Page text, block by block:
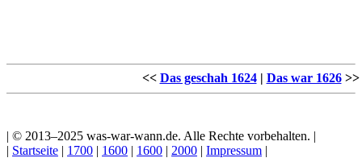
<< Das geschah 1624| Das war 1626>>
| © 2013–2025 was-war-wann.de. Alle Rechte vorbehalten. |
| Startseite | 1700 | 1600 | 1600 | 2000 | Impressum |